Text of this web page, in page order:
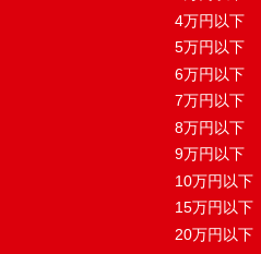
4万円以下
5万円以下
6万円以下
7万円以下
8万円以下
9万円以下
10万円以下
15万円以下
20万円以下